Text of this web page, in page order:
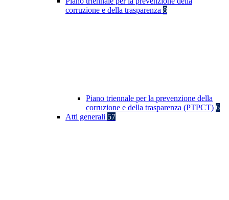
corruzione e della trasparenza 8
Piano triennale per la prevenzione della
corruzione e della trasparenza (PTPCT) 6
Atti generali 57